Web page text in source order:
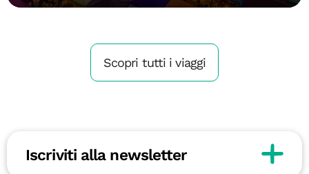
Scopri tutti i viaggi
Iscriviti alla newsletter